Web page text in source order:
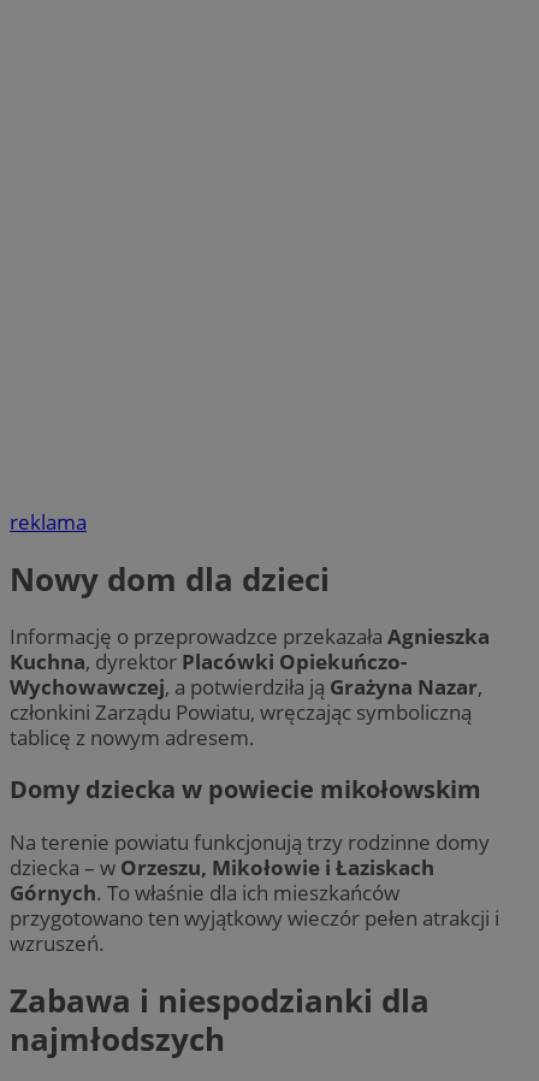
reklama
Nowy dom dla dzieci
Informację o przeprowadzce przekazała Agnieszka
Kuchna, dyrektor Placówki Opiekuńczo-
Wychowawczej, a potwierdziła ją Grażyna Nazar,
członkini Zarządu Powiatu, wręczając symboliczną
tablicę z nowym adresem.
Domy dziecka w powiecie mikołowskim
Na terenie powiatu funkcjonują trzy rodzinne domy
dziecka – w Orzeszu, Mikołowie i Łaziskach
Górnych. To właśnie dla ich mieszkańców
przygotowano ten wyjątkowy wieczór pełen atrakcji i
wzruszeń.
Zabawa i niespodzianki dla
najmłodszych